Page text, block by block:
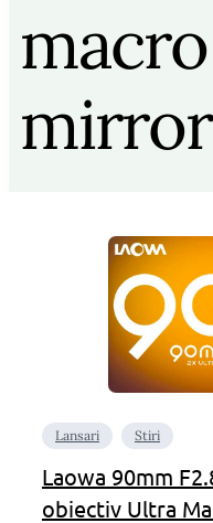
macro
Lansari Stiri
Laowa 90mm
obiectiv Ultra